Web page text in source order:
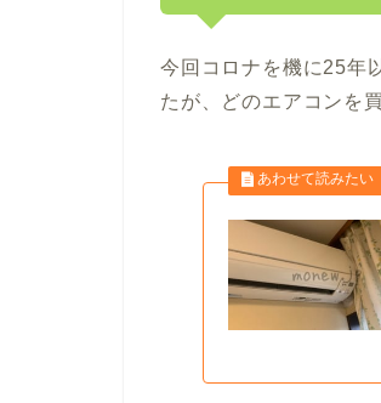
今回コロナを機に25年
たが、どのエアコンを